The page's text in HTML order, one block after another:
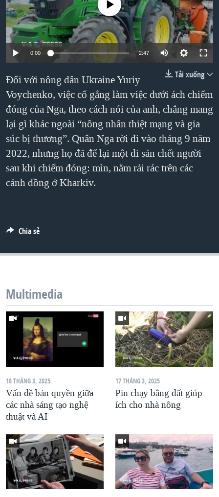
"Tìm"NGƯỜI VIỆT HẢI NGOẠI
ĐỜI SỐNG
KINH TẾ
KHOA HỌC
SỨC KHOẺ
VĂN HOÁ
THỂ THAO
GIÁO DỤC
TẠI
HÀNH TRÌNH BẦU CỬ 2024
MỘT NĂM CHIẾN TRANH TẠI DẢI GAZA
GIẢI MÃ VÀNH ĐAI & CON ĐƯỜNG
TRỊNH VĨNH BÌNH - NGƯỜI HẠ 'BÊN THẮNG CUỘC'
GROUND ZERO – XƯA VÀ NAY
CHI PHÍ CHIẾN TRANH AFGHANISTAN
CÁC GIÁ TRỊ CỘNG HÒA Ở VIỆT NAM
THƯỢNG ĐỈNH TRUMP-KIM TẠI VIỆT NAM
TRỊNH VĨNH BÌNH VS. CHÍNH PHỦ VIỆT NAM
QUAN HỆ VIỆT MỸ
VIDEO
NGHE
MẠNG XÃ HỘI
Ngôn ngữ khác
No media source currently available
0:00 2:47
Tải xuống
Đối với nông dân Ukraine Yuriy
Voychenko, việc cố gắng làm việc dưới ách chiếm
đóng của Nga, theo cách nói của anh, chẳng mang
lại gì khác ngoài “nông nhân thiệt mạng và gia
súc bị thương”. Quân Nga rời đi vào tháng 9 năm
2022, nhưng họ đã để lại một di sản chết người
sau khi chiếm đóng: mìn, nằm rải rác trên các
cánh đồng ở Kharkiv.
Chia sẻ
Multimedia
18 THÁNG 3, 2025
Vấn đề bản quyền giữa
các nhà sáng tạo nghệ
thuật và AI
17 THÁNG 3, 2025
Pin chạy bằng đất giúp
ích cho nhà nông